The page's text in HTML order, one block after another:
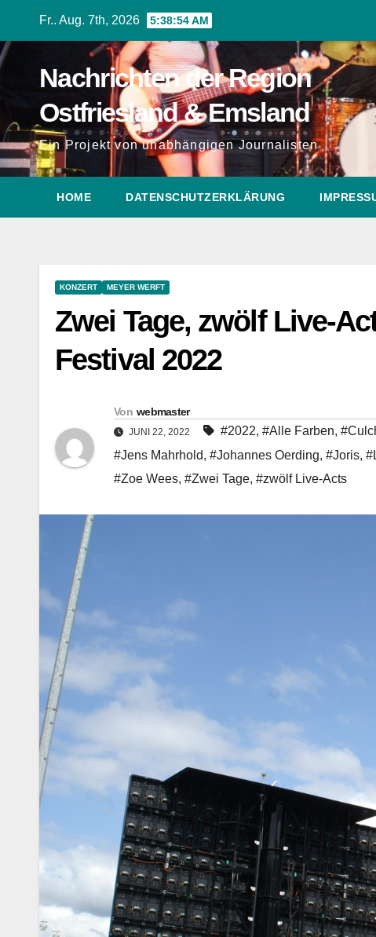
springen
Fr.. Aug. 7th, 2026 5:38:55 AM
Nachrichten der Region
Ostfriesland & Emsland
Ein Projekt von unabhängigen Journalisten
HOME DATENSCHUTZERKLÄRUNG
KONZERT MEYER WERFT
Zwei Tage, zwölf Live-
Festival 2022
Von webmaster
JUNI 22, 2022 #2022, #Alle Farben,
#Jens Mahrhold, #Johannes Oerding, #Joris,
#Zoe Wees, #Zwei Tage, #zwölf Live-Acts